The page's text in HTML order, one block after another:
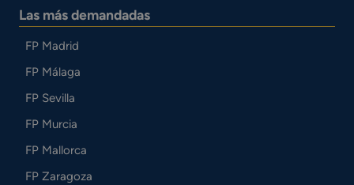
Las más demandadas
FP Madrid
FP Málaga
FP Sevilla
FP Murcia
FP Mallorca
FP Zaragoza